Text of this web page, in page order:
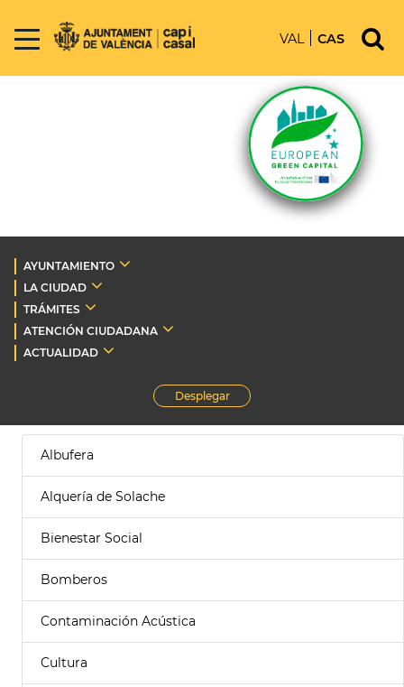
VAL CAS
AYUNTAMIENTO
LA CIUDAD
TRÁMITES
ATENCIÓN CIUDADANA
ACTUALIDAD
Desplegar
Albufera
Alquería de Solache
Bienestar Social
Bomberos
Contaminación Acústica
Cultura